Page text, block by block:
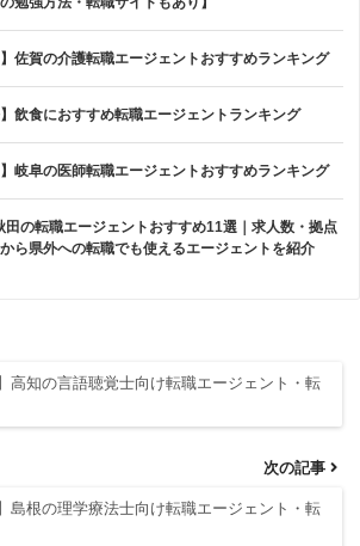
】佐賀の介護転職エージェントおすすめランキング
】飲食におすすめ転職エージェントランキング
】岐阜の医師転職エージェントおすすめランキング
田の転職エージェントおすすめ11選｜求人数・拠点
ら県外への転職でも使えるエージェントを紹介
高知の言語聴覚士向け転職エージェント・転
次の記事
島根の理学療法士向け転職エージェント・転